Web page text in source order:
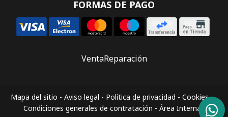
FORMAS DE PAGO
VentaReparación
Mapa del sitio - Aviso legal - Política de privacidad - Cookies-
Condiciones generales de contratación - Área Interna